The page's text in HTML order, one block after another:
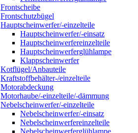
Frontscheibe
Frontschutzbügel
Hauptscheinwerfer/-einzelteile
Hauptscheinwerfer/-einsatz
Hauptscheinwerfereinzelteile
Hauptscheinwerferglühlampe
Klappscheinwerfer
Kotflügel/Anbauteile
Kraftstoffbehälter-/einzelteile
Motorabdeckung
Motorhaube/-einzelteile/-dämmung
Nebelscheinwerfer/-einzelteile
Nebelscheinwerfer/-einsatz
Nebelscheinwerfereinzelteile
Nebelscheinwerferglühlampe